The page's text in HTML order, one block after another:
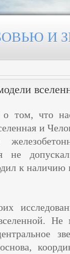
И
что
и
я не
к наличию
Не